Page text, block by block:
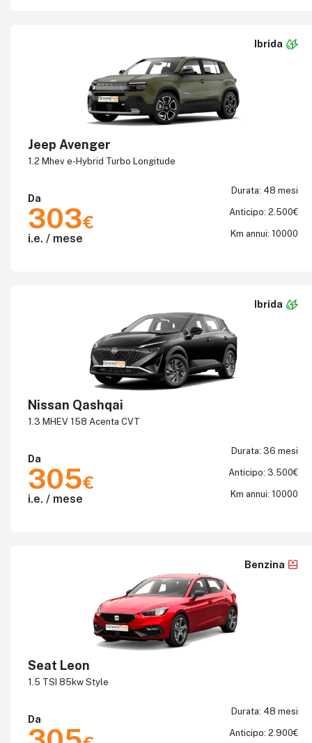
Ibrida
Jeep Avenger
1.2 Mhev e-Hybrid Turbo Longitude
Da
303€
i.e. / mese
Durata: 48 mesi
Anticipo: 2.500€
Km annui: 10000
Ibrida
Nissan Qashqai
1.3 MHEV 158 Acenta CVT
Da
305€
i.e. / mese
Durata: 36 mesi
Anticipo: 3.500€
Km annui: 10000
Benzina
Seat Leon
1.5 TSI 85kw Style
Da
Durata: 48 mesi
Anticipo: 2.900€